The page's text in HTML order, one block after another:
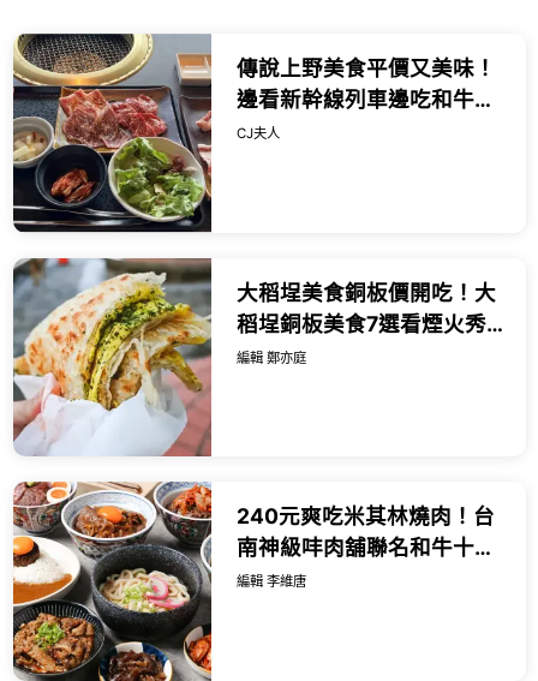
傳說上野美食平價又美味！
邊看新幹線列車邊吃和牛燒
肉，一份千日圓出頭就能吃
CJ夫人
大稻埕美食銅板價開吃！大
稻埕銅板美食7選看煙火秀
順吃，慈聖宮銅板小吃先
編輯 鄭亦庭
240元爽吃米其林燒肉！台
南神級㕩肉舖聯名和牛十図
進駐台北大安區，搶攻必吃
編輯 李維唐